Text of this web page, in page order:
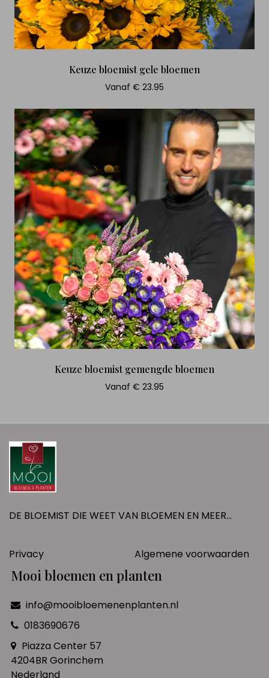
Keuze bloemist gele bloemen
Vanaf € 23.95
Keuze bloemist gemengde bloemen
Vanaf € 23.95
DE BLOEMIST DIE WEET VAN BLOEMEN EN MEER...
Privacy Algemene voorwaarden
Mooi bloemen en planten
info@mooibloemenenplanten.nl
0183690676
Piazza Center 57
4204BR Gorinchem
Nederland